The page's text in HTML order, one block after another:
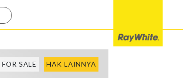
FOR SALE HAK LAINNYA